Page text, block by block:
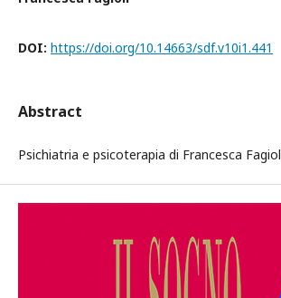
DOI: https://doi.org/10.14663/sdf.v10i1.441
Abstract
Psichiatria e psicoterapia di Francesca